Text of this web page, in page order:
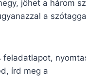
jöhet a három
a
írd meg a